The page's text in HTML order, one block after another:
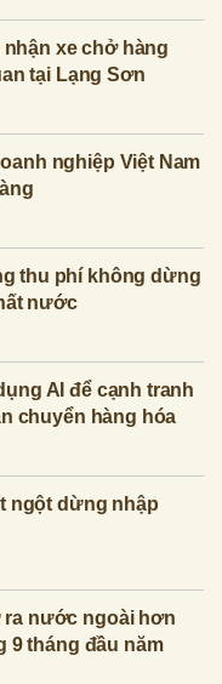
xe chở hàng
tại Lạng Sơn
nghiệp Việt Nam
thu phí không dừng
nước
AI để cạnh tranh
chuyển hàng hóa
ngột dừng nhập
ra nước ngoài hơn
9 tháng đầu năm